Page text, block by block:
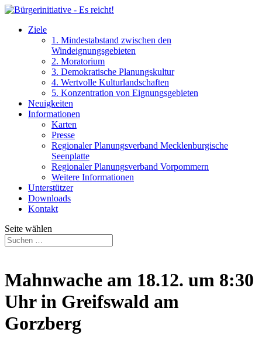
Ziele
1. Mindestabstand zwischen den
Windeignungsgebieten
2. Moratorium
3. Demokratische Planungskultur
4. Wertvolle Kulturlandschaften
5. Konzentration von Eignungsgebieten
Neuigkeiten
Informationen
Karten
Presse
Regionaler Planungsverband Mecklenburgische
Seenplatte
Regionaler Planungsverband Vorpommern
Weitere Informationen
Unterstützer
Downloads
Kontakt
Seite wählen
Mahnwache am 18.12. um 8:30
Uhr in Greifswald am
Gorzberg